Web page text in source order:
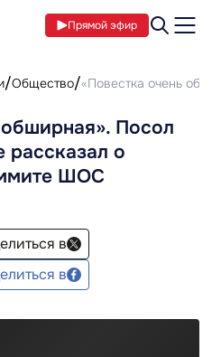
Прямой эфир
Общество «Повестка очень
Посол
рассказал о
ШОС
в
в